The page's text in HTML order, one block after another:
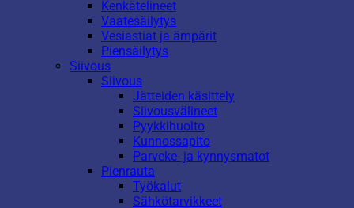
Kenkätelineet
Vaatesäilytys
Vesiastiat ja ämpärit
Piensäilytys
Siivous
Siivous
Jätteiden käsittely
Siivousvälineet
Pyykkihuolto
Kunnossapito
Parveke- ja kynnysmatot
Pienrauta
Työkalut
Sähkötarvikkeet